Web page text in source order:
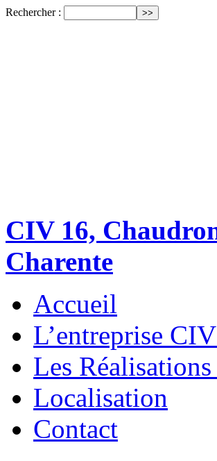
Rechercher :
CIV 16,
Charente
Accueil
L’entreprise
Les
Localisation
Contact